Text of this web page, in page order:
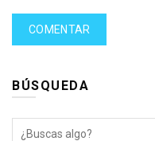
BÚSQUEDA